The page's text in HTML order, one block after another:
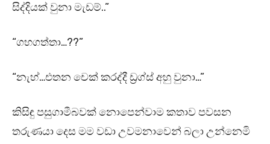
සිද්දියක් වුනා මැඩම්..”
“ගහගත්තා…??”
“නැහ්…එතන චෙක් කරද්දී ඩ්‍රග්ස් අහු වුනා…”
කිසිඳු පසුගාමීබවක් නොපෙන්වාම කතාව පවසන
තරුණයා දෙස මම වඩා උවමනාවෙන් බලා උන්නෙමි